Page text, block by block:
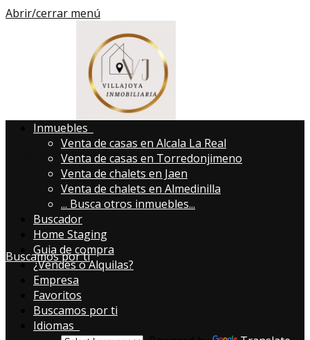
Abrir/cerrar menú
infoastri@avillajoya.es
613357819
Buscamos por ti
Inmuebles
Venta de casas en Alcala La Real
Venta de casas en Torredonjimeno
Venta de chalets en Jaen
Venta de chalets en Almedinilla
... Busca otros inmuebles...
Buscador
Home Staging
Guia de compra
¿Vendes o Alquilas?
Empresa
Favoritos
Buscamos por ti
Idiomas